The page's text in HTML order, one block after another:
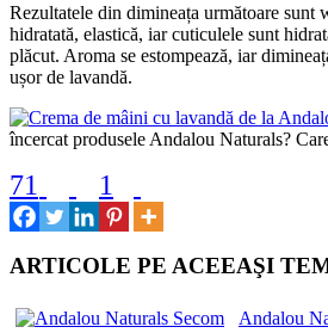
Rezultatele din dimineața următoare sunt
hidratată, elastică, iar cuticulele sunt
plăcut. Aroma se estompează, iar
ușor de lavandă.
încercat produsele Andalou Naturals?
71 1
ARTICOLE PE ACEEAŞI
Andalou